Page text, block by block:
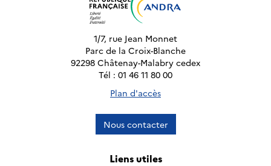
1/7, rue Jean Monnet
Parc de la Croix-Blanche
92298 Châtenay-Malabry cedex
Tél : 01 46 11 80 00
Plan d'accès
Nous contacter
Liens utiles